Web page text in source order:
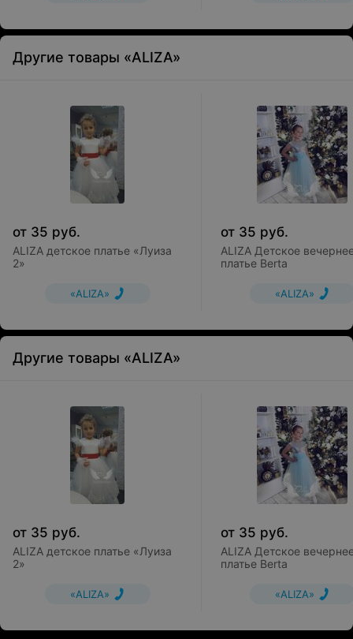
Другие товары «ALIZA»
от 35 руб.
ALIZA детское платье «Луиза
2»
«ALIZA»
от 35 руб.
ALIZA Детское
платье Berta
«ALIZA»
Другие товары «ALIZA»
от 35 руб.
ALIZA детское платье «Луиза
2»
«ALIZA»
от 35 руб.
ALIZA Детское
платье Berta
«ALIZA»